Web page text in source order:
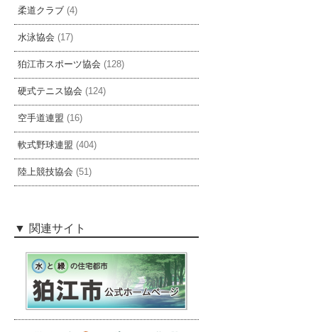
柔道クラブ (4)
水泳協会 (17)
狛江市スポーツ協会 (128)
硬式テニス協会 (124)
空手道連盟 (16)
軟式野球連盟 (404)
陸上競技協会 (51)
関連サイト